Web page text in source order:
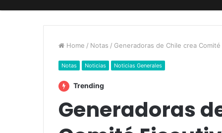
Home / Notas / Generadoras de Chile crea
Notas Noticias Noticias Generales
Trending
Generadoras